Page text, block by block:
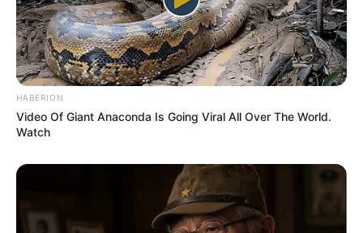
HABERION
Video Of Giant Anaconda Is Going Viral All Over The World.
Watch